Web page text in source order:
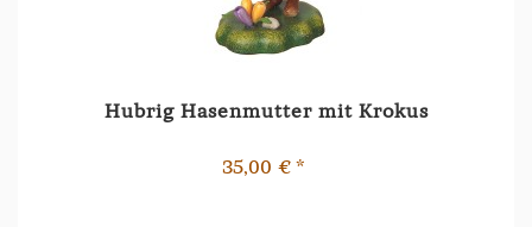
Hubrig Hasenmutter mit Krokus
35,00 € *